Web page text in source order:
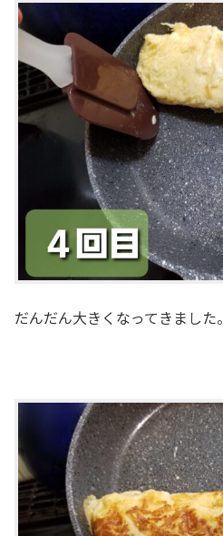
だんだん大きくなってきました。